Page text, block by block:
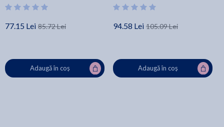
77.15 Lei 85.72 Lei
Adaugă în coș
94.58 Lei 105.09 Lei
Adaugă în coș